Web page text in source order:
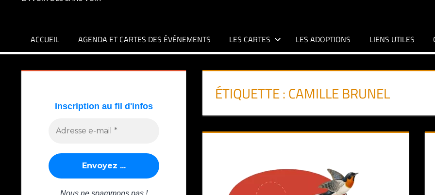
ACCUEIL AGENDA ET CARTES DES ÉVÉNEMENTS LES CARTES LES ADOPTIONS LIENS UTILES
ÉTIQUETTE :CAMILLE BRUNEL